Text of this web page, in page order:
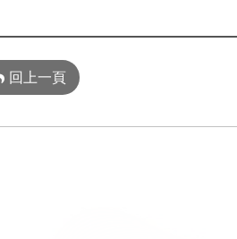
回上一頁